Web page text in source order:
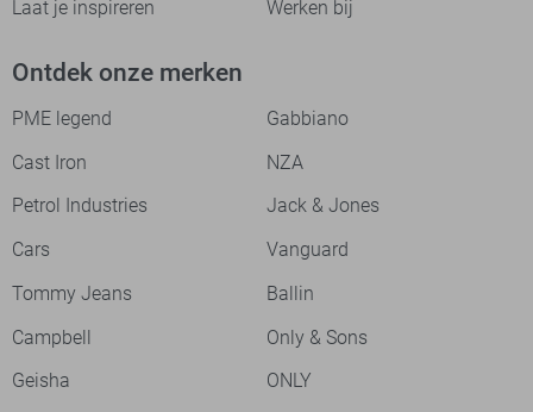
Laat je inspireren Werken bij
Ontdek onze merken
PME legend
Gabbiano
Cast Iron
NZA
Petrol Industries
Jack & Jones
Cars
Vanguard
Tommy Jeans
Ballin
Campbell
Only & Sons
Geisha
ONLY